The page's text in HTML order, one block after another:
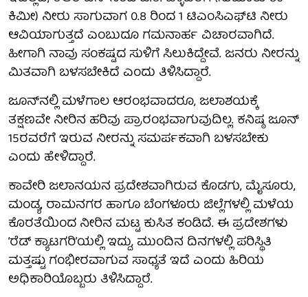
ಕಿಮೀ) ನೀರು ಸಾಗುವಾಗ 0.8 ರಿಂದ 1 ಟಿಎಂಸಿಎಫ್‌ಟಿ ನೀರು
ಆವಿಯಾಗುತ್ತದೆ ಎಂಬುದೂ ಗಮನಾರ್ಹ ವಿಚಾರವಾಗಿದೆ.
ಹೀಗಾಗಿ ನಾವು ಸಂಕಷ್ಟದ ಸುಳಿಗೆ ಸಿಲುಕಿದ್ದೇವೆ. ಜನರು ನೀರನ್ನು
ಮಿತವಾಗಿ ಬಳಸಬೇಕಿದೆ ಎಂದು ತಿಳಿಸಿದ್ದಾರೆ.
ಜೂನ್‌ನಲ್ಲಿ ಮಳೆಗಾಲ ಆರಂಭವಾದರೂ, ಜಲಾಶಯಕ್ಕೆ
ತಕ್ಷಣವೇ ನೀರಿನ ಹರಿವು ಪ್ರಾರಂಭವಾಗುವುದಿಲ್ಲ. ಕನಿಷ್ಠ ಜೂನ್
15ರವರೆಗೆ ಇರುವ ನೀರನ್ನು ಸಮರ್ಪಕವಾಗಿ ಬಳಸಬೇಕು
ಎಂದು ಹೇಳಿದ್ದಾರೆ.
ಕಾವೇರಿ ಜಲಾನಯನ ಪ್ರದೇಶವಾಗಿರುವ ಕೊಡಗು, ಮೈಸೂರು,
ಮಂಡ್ಯ, ರಾಮನಗರ ಹಾಗೂ ಬೆಂಗಳೂರು ಜಿಲ್ಲೆಗಳಲ್ಲಿ ಮಳೆಯ
ಕೊರತೆಯಿಂದ ನೀರಿನ ಮಟ್ಟ ಕುಸಿತ ಕಂಡಿದೆ. ಈ ಪ್ರದೇಶಗಳು
‘ರೆಡ್ ಕ್ಯಾಟಗರಿ’ಯಲ್ಲಿ ಇದ್ದು, ಮುಂದಿನ ದಿನಗಳಲ್ಲಿ ಪರಿಸ್ಥಿತಿ
ಮತ್ತಷ್ಟು ಗಂಭೀರವಾಗುವ ಸಾಧ್ಯತೆ ಇದೆ ಎಂದು ಹಿರಿಯ
ಅಧಿಕಾರಿಯೊಬ್ಬರು ತಿಳಿಸಿದ್ದಾರೆ.